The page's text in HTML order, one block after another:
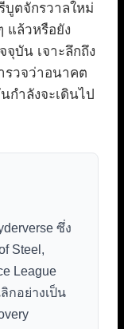
ตจักรวาลใหม่
แล้วหรือยัง
บัน เจาะลึกถึง
รวจว่าอนาคต
กำลังจะเดินไป
ซึ่ง
Steel,
League
กอย่างเป็น